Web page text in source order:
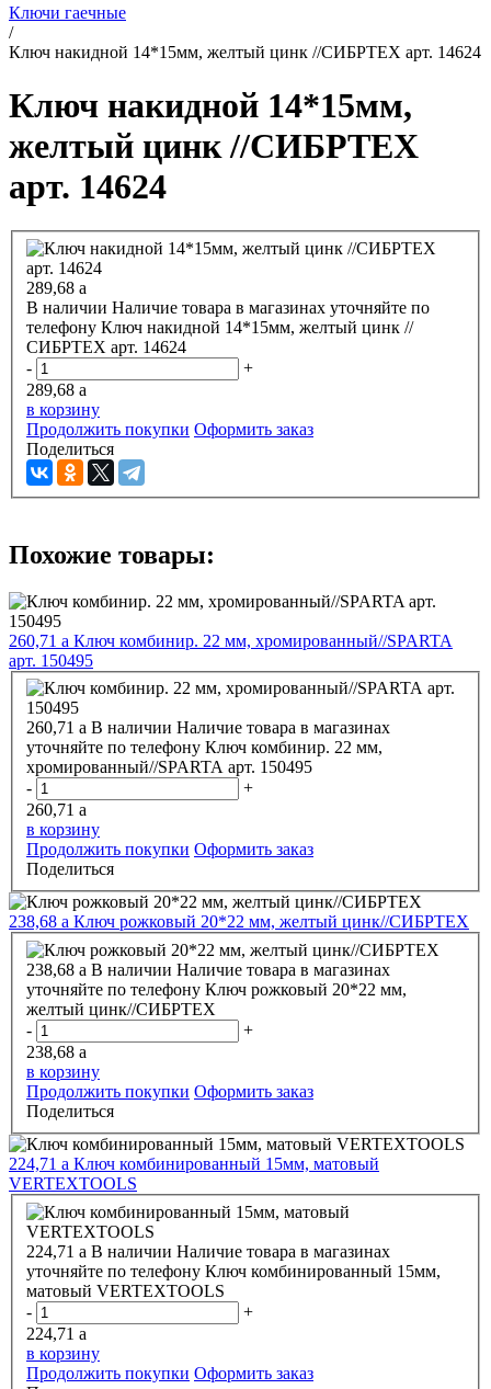
Ключи гаечные
/
Ключ накидной 14*15мм, желтый цинк //СИБРТЕХ арт. 14624
Ключ накидной 14*15мм,
желтый цинк //СИБРТЕХ
арт. 14624
289,68 a
В наличии Наличие товара в магазинах уточняйте по
телефону Ключ накидной 14*15мм, желтый цинк //
СИБРТЕХ арт. 14624
-
+
289,68 a
в корзину
Продолжить покупки Оформить заказ
Поделиться
Похожие товары:
260,71 a Ключ комбинир. 22 мм, хромированный//SPARTA
арт. 150495
260,71 a В наличии Наличие товара в магазинах
уточняйте по телефону Ключ комбинир. 22 мм,
хромированный//SPARTA арт. 150495
-
+
260,71 a
в корзину
Продолжить покупки Оформить заказ
Поделиться
238,68 a Ключ рожковый 20*22 мм, желтый цинк//СИБРТЕХ
238,68 a В наличии Наличие товара в магазинах
уточняйте по телефону Ключ рожковый 20*22 мм,
желтый цинк//СИБРТЕХ
-
+
238,68 a
в корзину
Продолжить покупки Оформить заказ
Поделиться
224,71 a Ключ комбинированный 15мм, матовый
VERTEXTOOLS
224,71 a В наличии Наличие товара в магазинах
уточняйте по телефону Ключ комбинированный 15мм,
матовый VERTEXTOOLS
-
+
224,71 a
в корзину
Продолжить покупки Оформить заказ